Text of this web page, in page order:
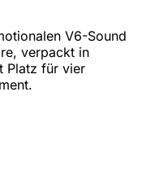
V6-Sound
verpackt in
Platz für vier